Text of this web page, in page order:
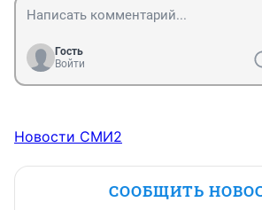
Гость
Войти
Новости СМИ2
СООБЩИТЬ